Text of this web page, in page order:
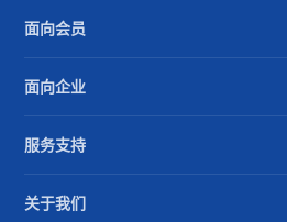
面向会员
面向企业
服务支持
关于我们